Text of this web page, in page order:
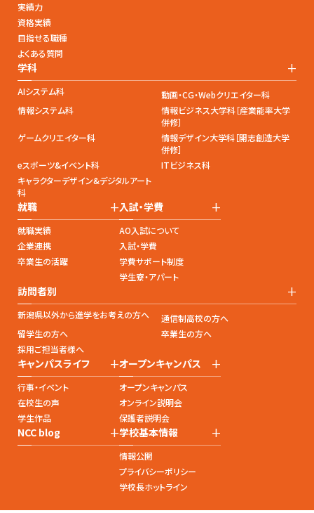
実績力
資格実績
目指せる職種
よくある質問
学科 +
AIシステム科
動画・CG・Webクリエイター科
情報システム科
情報ビジネス大学科［産業能率大学
併修］
ゲームクリエイター科
情報デザイン大学科［開志創造大学
併修］
eスポーツ&イベント科
ITビジネス科
キャラクターデザイン&デジタルアート
科
就職 +
就職実績
企業連携
卒業生の活躍
入試・学費 +
AO入試について
入試・学費
学費サポート制度
学生寮・アパート
訪問者別 +
新潟県以外から進学をお考えの方へ
通信制高校の方へ
留学生の方へ
卒業生の方へ
採用ご担当者様へ
キャンパスライフ +
行事・イベント
在校生の声
学生作品
オープンキャンパス +
オープンキャンパス
オンライン説明会
保護者説明会
NCC blog +学校基本情報 +
情報公開
プライバシーポリシー
学校長ホットライン